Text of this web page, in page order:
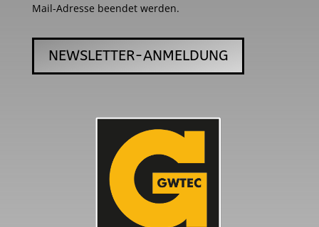
Mail-Adresse beendet werden.
NEWSLETTER-ANMELDUNG